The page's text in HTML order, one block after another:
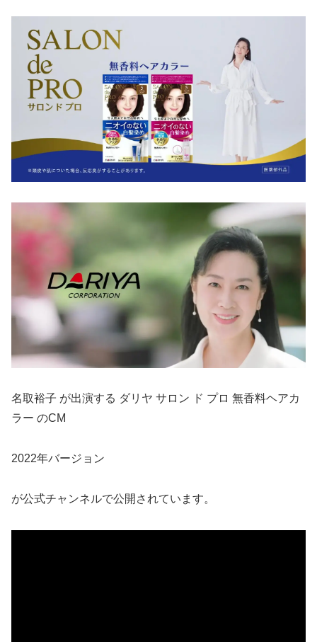
名取裕子 が出演する ダリヤ サロン ド プロ 無香料ヘアカ
ラー のCM
2022年バージョン
が公式チャンネルで公開されています。